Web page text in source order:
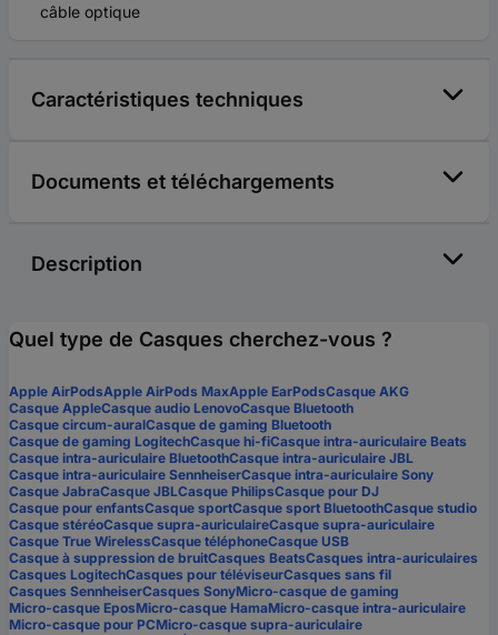
câble optique
Caractéristiques techniques
Documents et téléchargements
Description
Quel type de Casques cherchez-vous ?
Apple AirPodsApple AirPods MaxApple EarPodsCasque AKG
Casque AppleCasque audio LenovoCasque Bluetooth
Casque circum-auralCasque de gaming Bluetooth
Casque de gaming LogitechCasque hi-fiCasque intra-auriculaire Beats
Casque intra-auriculaire BluetoothCasque intra-auriculaire JBL
Casque intra-auriculaire SennheiserCasque intra-auriculaire Sony
Casque JabraCasque JBLCasque PhilipsCasque pour DJ
Casque pour enfantsCasque sportCasque sport BluetoothCasque studio
Casque stéréoCasque supra-auriculaireCasque supra-auriculaire
Casque True WirelessCasque téléphoneCasque USB
Casque à suppression de bruitCasques BeatsCasques intra-auriculaires
Casques LogitechCasques pour téléviseurCasques sans fil
Casques SennheiserCasques SonyMicro-casque de gaming
Micro-casque EposMicro-casque HamaMicro-casque intra-auriculaire
Micro-casque pour PCMicro-casque supra-auriculaire